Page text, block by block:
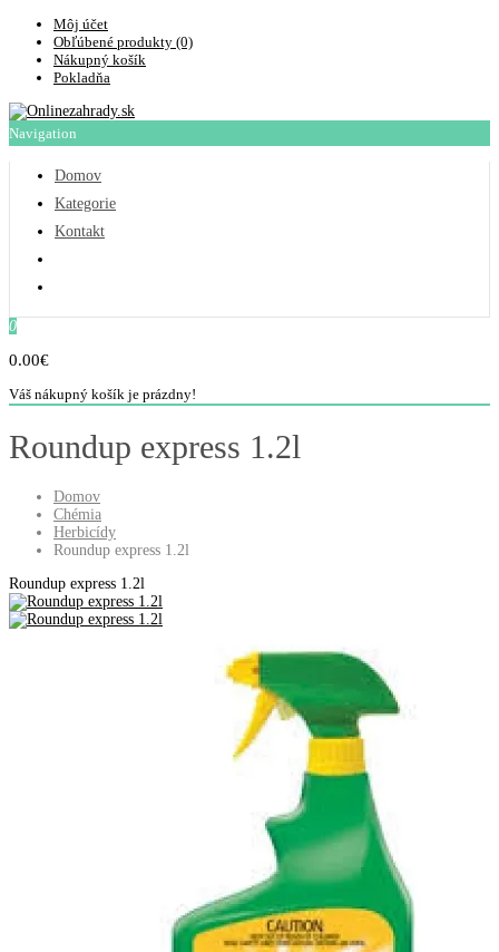
Môj účet
Obľúbené produkty (0)
Nákupný košík
Pokladňa
Navigation
Domov
Kategorie
Kontakt
0
0.00€
Váš nákupný košík je prázdny!
Roundup express 1.2l
Domov
Chémia
Herbicídy
Roundup express 1.2l
Roundup express 1.2l